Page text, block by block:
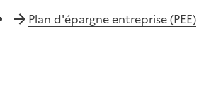
Plan d'épargne entreprise (PEE)